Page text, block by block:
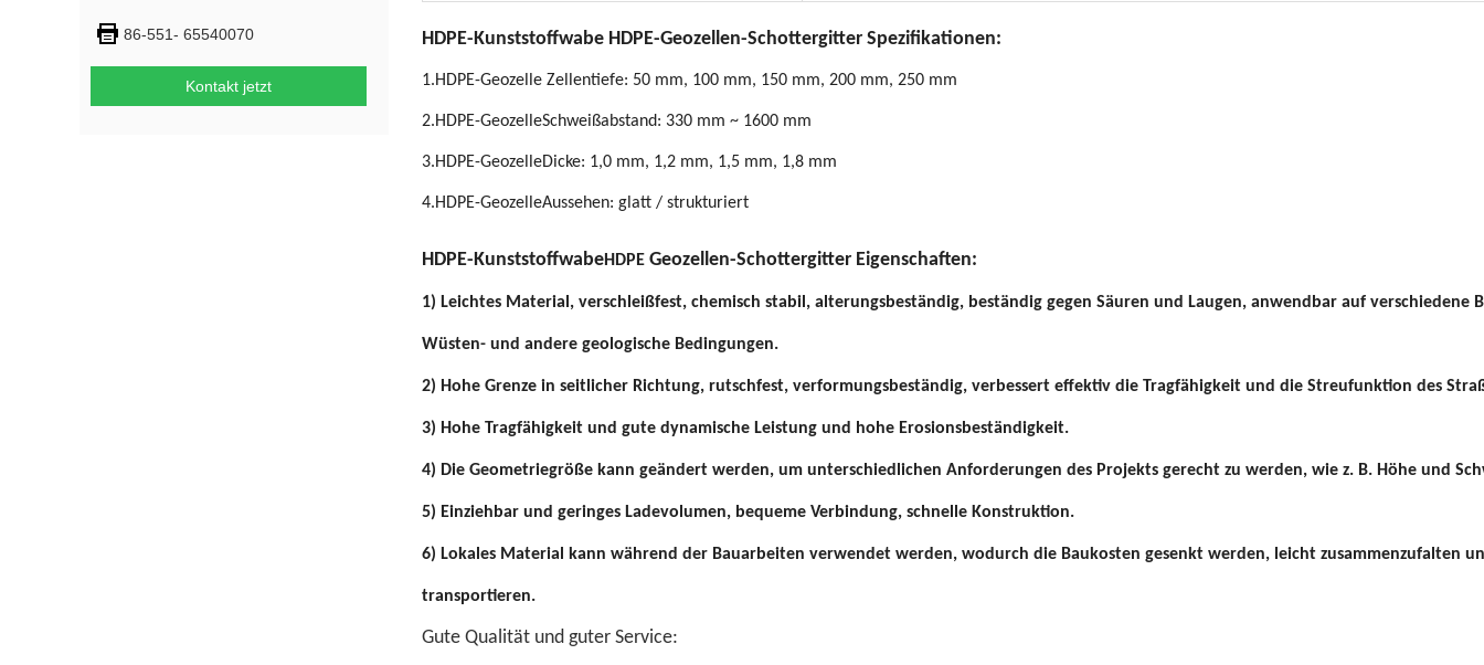
86-551- 65540070
Kontakt jetzt
HDPE-Kunststoffwabe HDPE-Geozellen-Schottergitter Spezifikationen:
1.HDPE-Geozelle Zellentiefe: 50 mm, 100 mm, 150 mm, 200 mm, 250 mm
2.HDPE-GeozelleSchweißabstand: 330 mm ~ 1600 mm
3.HDPE-GeozelleDicke: 1,0 mm, 1,2 mm, 1,5 mm, 1,8 mm
4.HDPE-GeozelleAussehen: glatt / strukturiert
HDPE-KunststoffwabeHDPE Geozellen-Schottergitter Eigenschaften:
1) Leichtes Material, verschleißfest, chemisch stabil, alterungsbeständig, beständig gegen Säuren und Laugen, anwendbar auf verschiedene
Wüsten- und andere geologische Bedingungen.
2) Hohe Grenze in seitlicher Richtung, rutschfest, verformungsbeständig, verbessert effektiv die Tragfähigkeit und die Streufunktion des
3) Hohe Tragfähigkeit und gute dynamische Leistung und hohe Erosionsbeständigkeit.
4) Die Geometriegröße kann geändert werden, um unterschiedlichen Anforderungen des Projekts gerecht zu werden, wie z. B. Höhe und
5) Einziehbar und geringes Ladevolumen, bequeme Verbindung, schnelle Konstruktion.
6) Lokales Material kann während der Bauarbeiten verwendet werden, wodurch die Baukosten gesenkt werden, leicht zusammenzufalten
transportieren.
Gute Qualität und guter Service: